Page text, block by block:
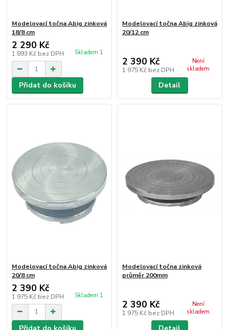
Modelovací točna Abig zinková
18/8 cm
2 290 Kč
1 893 Kč bez DPH Skladem 1
Přidat do košíku
Modelovací točna Abig zinková
20/12 cm
2 390 Kč
1 975 Kč bez DPH
Není
skladem
Detail
Modelovací točna Abig zinková
20/8 cm
2 390 Kč
1 975 Kč bez DPH Skladem 1
Přidat do košíku
Modelovací točna zinková
průměr 200mm
2 390 Kč
1 975 Kč bez DPH
Není
skladem
Detail